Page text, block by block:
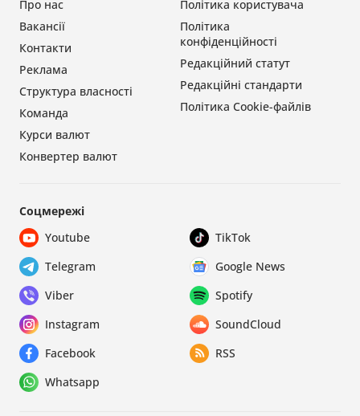
Політика користувача
Політика
конфіденційності
Редакційний статут
Редакційні стандарти
Політика Cookie-файлів
Про нас
Вакансії
Контакти
Реклама
Структура власності
Команда
Курси валют
Конвертер валют
Соцмережі
Youtube
TikTok
Telegram
Google News
Viber
Spotify
Instagram
SoundCloud
Facebook
RSS
Whatsapp